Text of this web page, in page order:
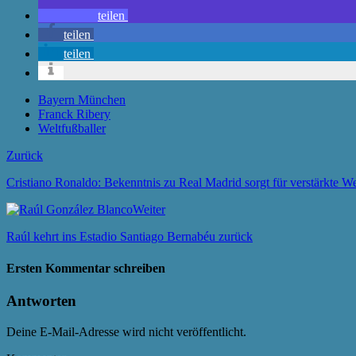
teilen
teilen
teilen
Bayern München
Franck Ribery
Weltfußballer
Zurück
Cristiano Ronaldo: Bekenntnis zu Real Madrid sorgt für verstärkte
Weiter
Raúl kehrt ins Estadio Santiago Bernabéu zurück
Ersten Kommentar schreiben
Antworten
Deine E-Mail-Adresse wird nicht veröffentlicht.